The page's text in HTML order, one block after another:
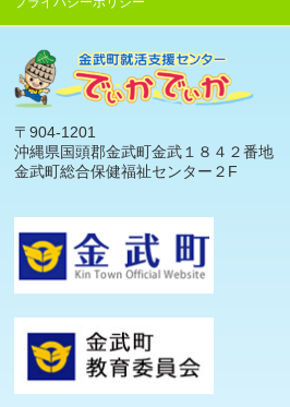
〒904-1201
沖縄県国頭郡金武町金武１８４２番地
金武町総合保健福祉センター２F